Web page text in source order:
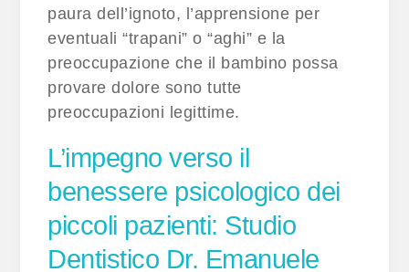
paura dell’ignoto, l’apprensione per
eventuali “trapani” o “aghi” e la
preoccupazione che il bambino possa
provare dolore sono tutte
preoccupazioni legittime.
L’impegno verso il
benessere psicologico dei
piccoli pazienti: Studio
Dentistico Dr. Emanuele